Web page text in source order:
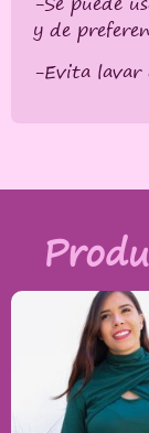
y de
-Evita lavar